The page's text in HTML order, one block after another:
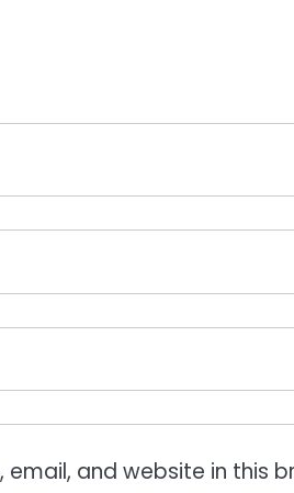
email, and website in this